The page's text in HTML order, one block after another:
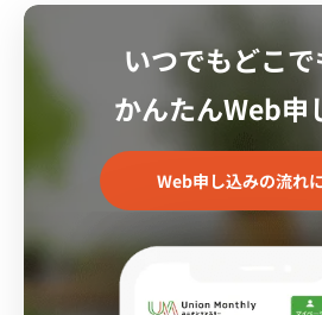
いつでもどこで
かんたんWeb申
Web申し込みの流れ